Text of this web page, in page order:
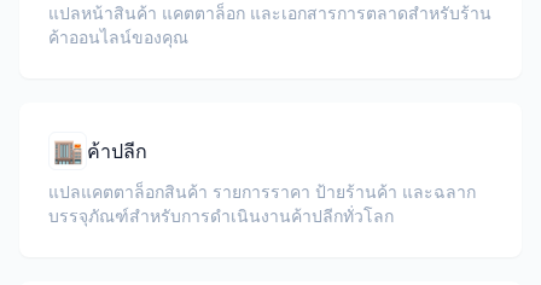
แปลหน้าสินค้า แคตตาล็อก และเอกสารการตลาดสำหรับร้าน
ค้าออนไลน์ของคุณ
🏬 ค้าปลีก
แปลแคตตาล็อกสินค้า รายการราคา ป้ายร้านค้า และฉลาก
บรรจุภัณฑ์สำหรับการดำเนินงานค้าปลีกทั่วโลก